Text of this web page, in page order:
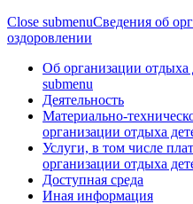
Close submenuСведения об
оздоровлении
Об организации отдыха
submenu
Деятельность
Материально-
организации отдыха
Услуги, в том числе
организации отдыха
Доступная среда
Иная информация